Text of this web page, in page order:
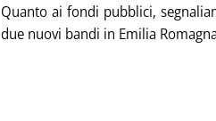
Quanto ai fondi pubblici,
due nuovi bandi in Emilia